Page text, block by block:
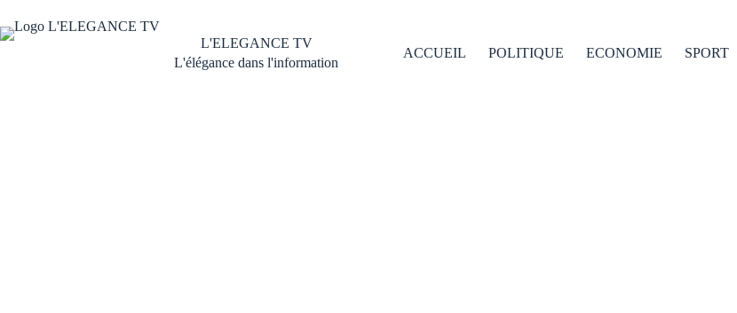
L'ELEGANCE TV
L'élégance dans l'information
ACCUEIL POLITIQUE ECONOMIE SPORT